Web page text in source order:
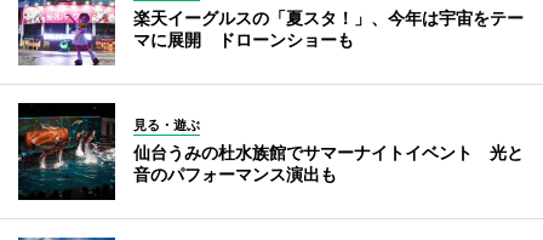
楽天イーグルスの「夏スタ！」、今年は宇宙をテー
マに展開 ドローンショーも
見る・遊ぶ
仙台うみの杜水族館でサマーナイトイベント 光と
音のパフォーマンス演出も